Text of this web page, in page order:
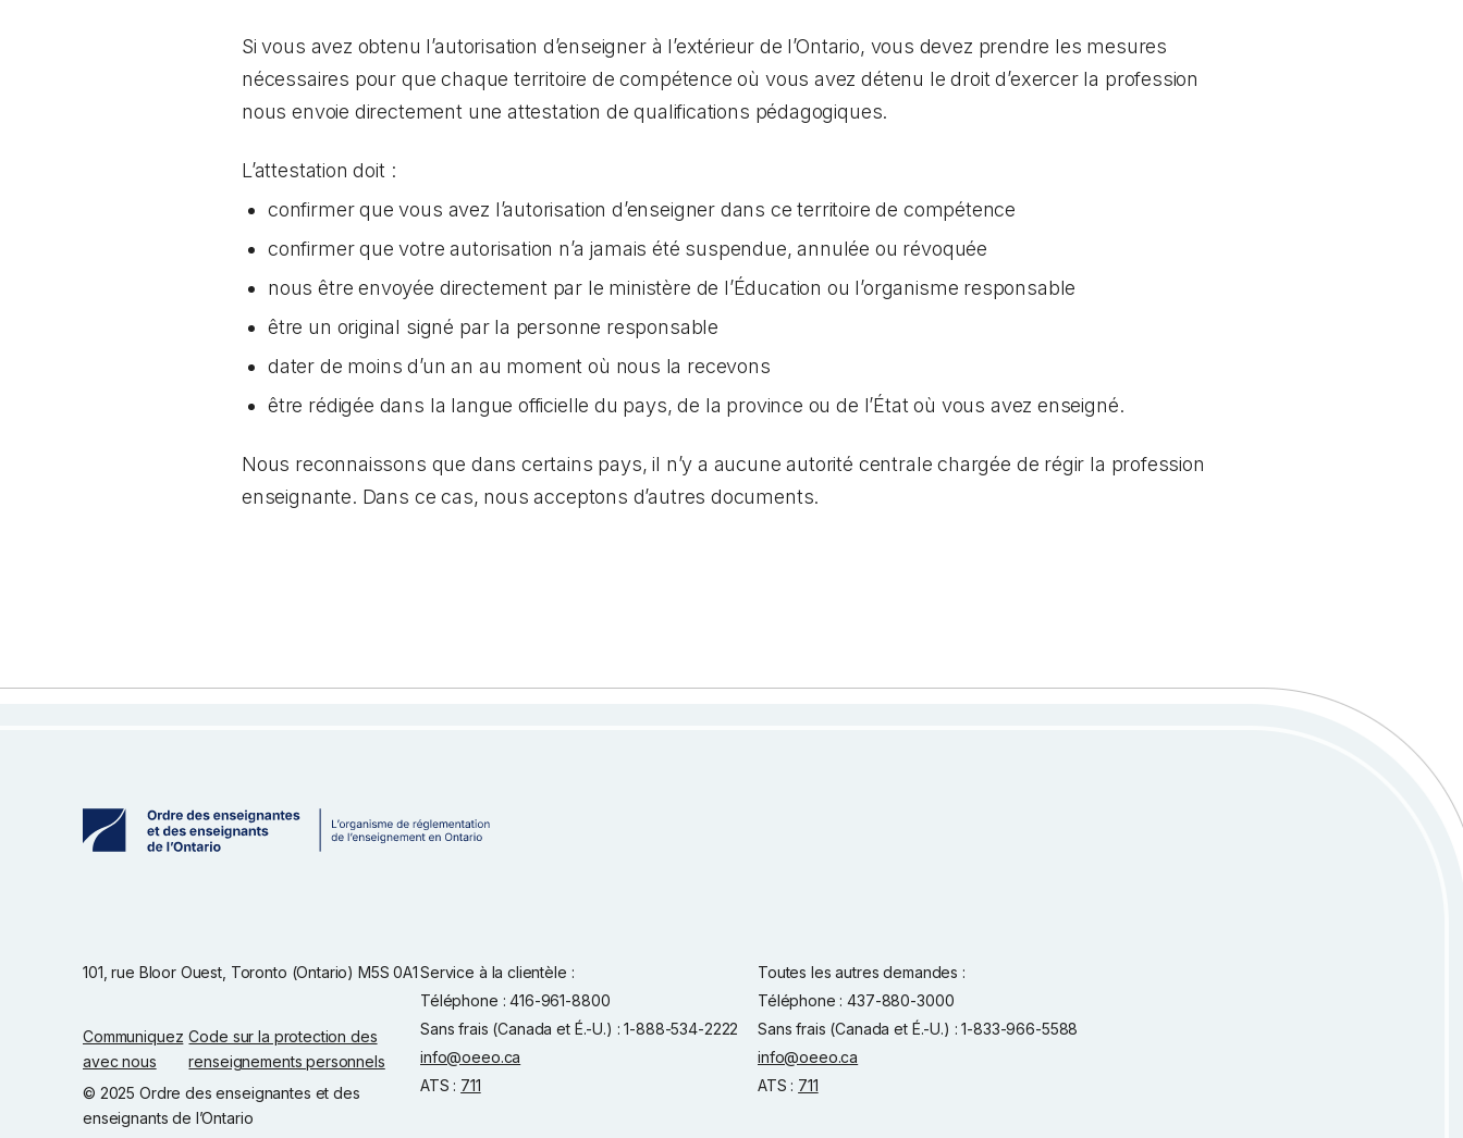
Si vous avez obtenu l’autorisation d’enseigner à l’extérieur de l’Ontario, vous devez prendre les mesures
nécessaires pour que chaque territoire de compétence où vous avez détenu le droit d’exercer la profession
nous envoie directement une attestation de qualifications pédagogiques.
L’attestation doit :
confirmer que vous avez l’autorisation d’enseigner dans ce territoire de compétence
confirmer que votre autorisation n’a jamais été suspendue, annulée ou révoquée
nous être envoyée directement par le ministère de l’Éducation ou l’organisme responsable
être un original signé par la personne responsable
dater de moins d’un an au moment où nous la recevons
être rédigée dans la langue officielle du pays, de la province ou de l’État où vous avez enseigné.
Nous reconnaissons que dans certains pays, il n’y a aucune autorité centrale chargée de régir la profession
enseignante. Dans ce cas, nous acceptons d’autres documents.
101, rue Bloor Ouest, Toronto (Ontario) M5S 0A1
Communiquez
avec nous
Code sur la protection des
renseignements personnels
© 2025 Ordre des enseignantes et des
enseignants de l’Ontario
Service à la clientèle :
Téléphone : 416-961-8800
Sans frais (Canada et É.-U.) : 1-888-534-2222
info@oeeo.ca
ATS : 711
Toutes les autres demandes :
Téléphone : 437-880-3000
Sans frais (Canada et É.-U.) : 1-833-966-5588
info@oeeo.ca
ATS : 711